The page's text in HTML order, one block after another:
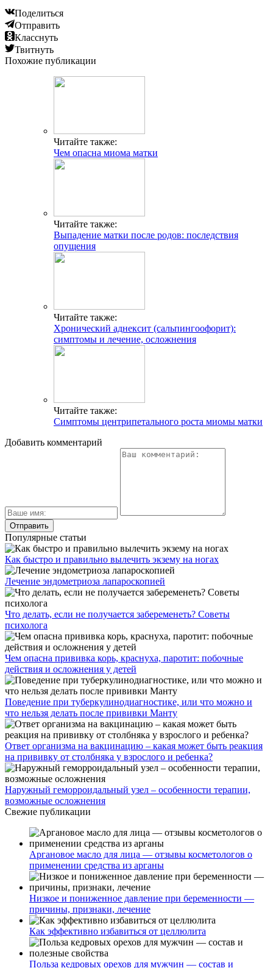
Поделиться
Отправить
Класснуть
Твитнуть
Похожие публикации
Читайте также:
Чем опасна миома матки
Читайте также:
Выпадение матки после родов: последствия
опущения
Читайте также:
Хронический аднексит (сальпингоофорит):
симптомы и лечение, осложнения
Читайте также:
Симптомы центрипетального роста миомы матки
Добавить комментарий
Популярные статьи
Как быстро и правильно вылечить экзему на ногах
Лечение эндометриоза лапароскопией
Что делать, если не получается забеременеть? Советы
психолога
Чем опасна прививка корь, краснуха, паротит: побочные
действия и осложнения у детей
Поведение при туберкулинодиагностике, или что можно и
что нельзя делать после прививки Манту
Ответ организма на вакцинацию – какая может быть реакция
на прививку от столбняка у взрослого и ребенка?
Наружный геморроидальный узел – особенности терапии,
возможные осложнения
Свежие публикации
Аргановое масло для лица — отзывы косметологов о
применении средства из арганы
Низкое и пониженное давление при беременности —
причины, признаки, лечение
Как эффективно избавиться от целлюлита
Польза кедровых орехов для мужчин — состав и